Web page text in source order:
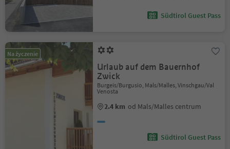
Südtirol Guest Pass
Na życzenie
Urlaub auf dem Bauernhof
Zwick
Burgeis/Burgusio, Mals/Malles, Vinschgau/Val
Venosta
2.4 km od Mals/Malles centrum
Südtirol Guest Pass